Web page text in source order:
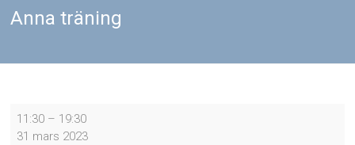
Anna träning
Anna
träning
11:30 – 19:30
31 mars 2023